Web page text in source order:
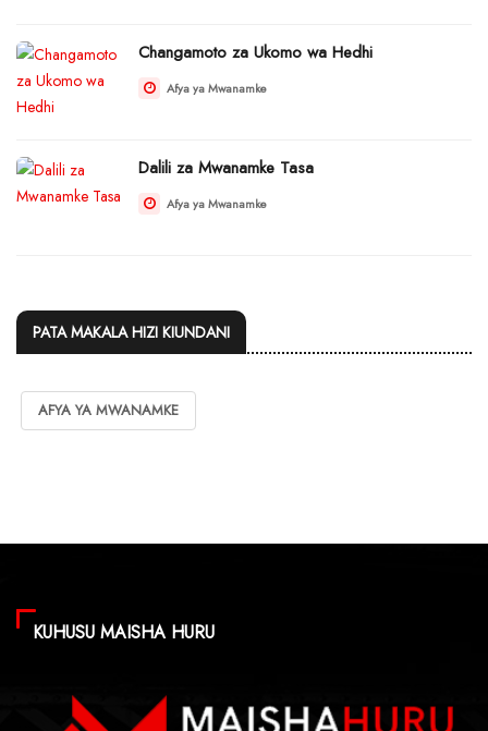
Changamoto za Ukomo wa Hedhi
Afya ya Mwanamke
Dalili za Mwanamke Tasa
Afya ya Mwanamke
PATA MAKALA HIZI KIUNDANI
AFYA YA MWANAMKE
KUHUSU MAISHA HURU